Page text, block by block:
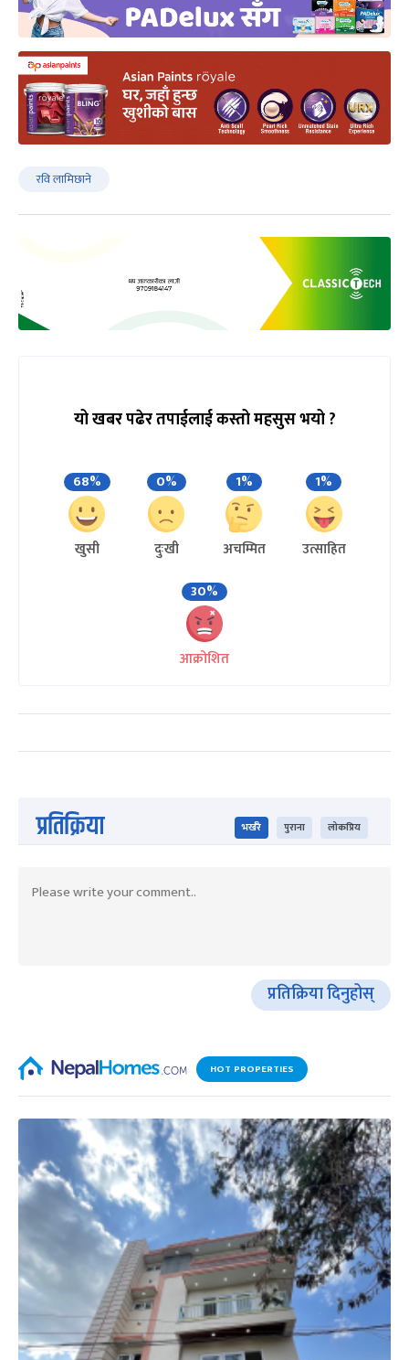
रवि लामिछाने
यो खबर पढेर तपाईलाई कस्तो महसुस भयो ?
68%
खुसी
0%
दुःखी
1%
अचम्मित
1%
उत्साहित
30%
आक्रोशित
प्रतिक्रिया भर्खरै पुराना लोकप्रिय
प्रतिक्रिया दिनुहोस्
HOT PROPERTIES